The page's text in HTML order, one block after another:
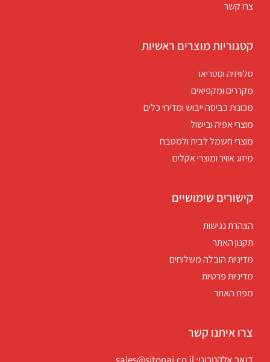
צרו קשר
קטגוריות מוצרים ראשיות
טלוויזיה וסטריאו
מקררים ומקפיאים
מכונות כביסה ייבוש ומדיחי כלים
מוצרי אפיה ובישול
מוצרי חשמל לבית ולמטבח
מיזוג אוויר ומוצרי אקלים
קישורים שימושיים
הצהרת נגישות
תקנון האתר
מדיניות הובלה משלוחים
מדיניות פרטיות
מפת האתר
צרו איתנו קשר